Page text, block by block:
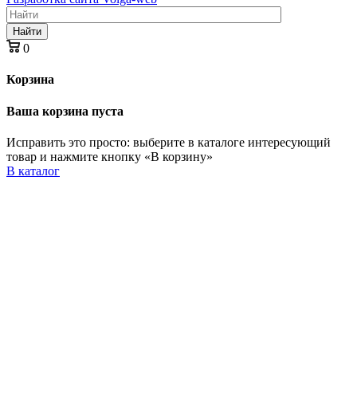
Найти
0
Корзина
Ваша корзина пуста
Исправить это просто: выберите в каталоге интересующий
товар и нажмите кнопку «В корзину»
В каталог